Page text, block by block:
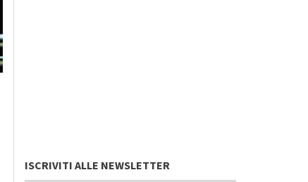
ISCRIVITI ALLE NEWSLETTER